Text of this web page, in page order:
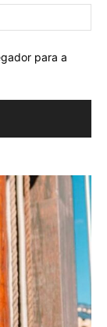
para a